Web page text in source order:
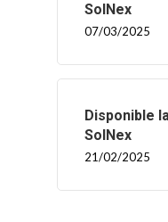
SolNex
07/03/2025
Disponible
SolNex
21/02/2025